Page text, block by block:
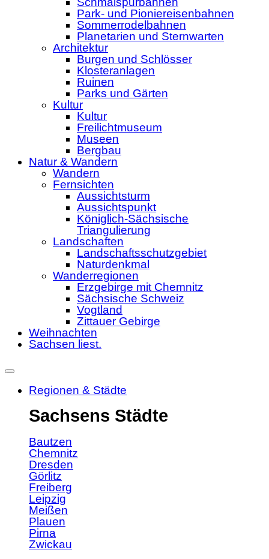
Park- und Pioniereisenbahnen
Sommerrodelbahnen
Planetarien und Sternwarten
Architektur
Burgen und Schlösser
Klosteranlagen
Ruinen
Parks und Gärten
Kultur
Kultur
Freilichtmuseum
Museen
Bergbau
Natur & Wandern
Wandern
Fernsichten
Aussichtsturm
Aussichtspunkt
Königlich-Sächsische
Triangulierung
Landschaften
Landschaftsschutzgebiet
Naturdenkmal
Wanderregionen
Erzgebirge mit Chemnitz
Sächsische Schweiz
Vogtland
Zittauer Gebirge
Weihnachten
Sachsen liest.
Regionen & Städte
Sachsens Städte
Bautzen
Chemnitz
Dresden
Görlitz
Freiberg
Leipzig
Meißen
Plauen
Pirna
Zwickau